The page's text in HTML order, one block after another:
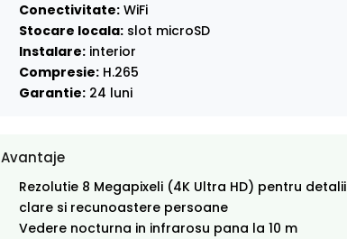
Conectivitate: WiFi
Stocare locala: slot microSD
Instalare: interior
Compresie: H.265
Garantie: 24 luni
Avantaje
Rezolutie 8 Megapixeli (4K Ultra HD) pentru detalii
clare si recunoastere persoane
Vedere nocturna in infrarosu pana la 10 m